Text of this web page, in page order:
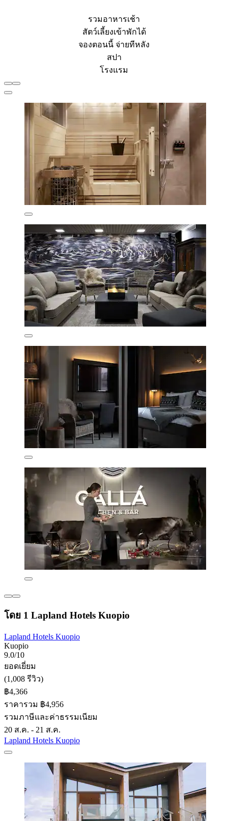
รวมอาหารเช้า
สัตว์เลี้ยงเข้าพักได้
จองตอนนี้ จ่ายทีหลัง
สปา
โรงแรม
โดย 1 Lapland Hotels Kuopio
Lapland Hotels Kuopio
Kuopio
9.0/10
ยอดเยี่ยม
(1,008 รีวิว)
฿4,366
ราคารวม ฿4,956
รวมภาษีและค่าธรรมเนียม
20 ส.ค. - 21 ส.ค.
Lapland Hotels Kuopio